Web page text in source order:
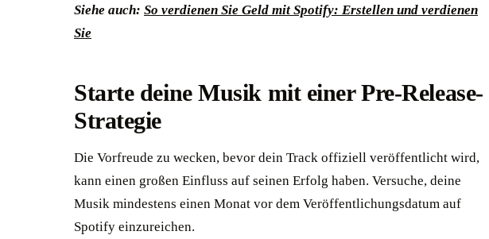
Siehe auch: So verdienen Sie Geld mit Spotify: Erstellen und verdienen
Sie
Starte deine Musik mit einer Pre-Release-
Strategie
Die Vorfreude zu wecken, bevor dein Track offiziell veröffentlicht wird,
kann einen großen Einfluss auf seinen Erfolg haben. Versuche, deine
Musik mindestens einen Monat vor dem Veröffentlichungsdatum auf
Spotify einzureichen.